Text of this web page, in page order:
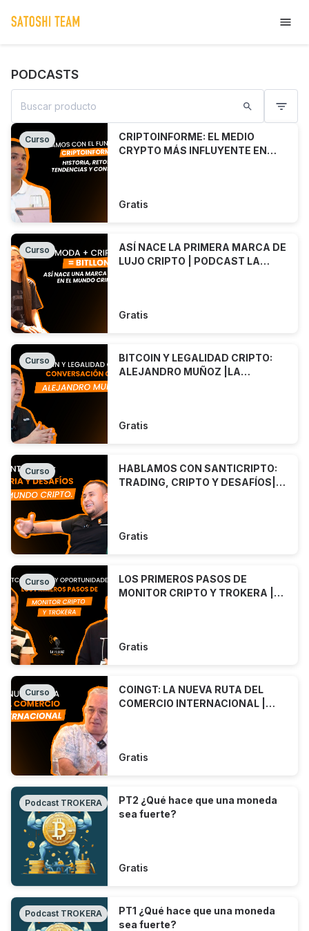
PODCASTS
Curso
CRIPTOINFORME: EL MEDIO
CRYPTO MÁS INFLUYENTE EN
Gratis
Curso
ASÍ NACE LA PRIMERA MARCA DE
LUJO CRIPTO | PODCAST LA
Gratis
Curso
BITCOIN Y LEGALIDAD CRIPTO:
ALEJANDRO MUÑOZ |LA
Gratis
Curso
HABLAMOS CON SANTICRIPTO:
TRADING, CRIPTO Y DESAFÍOS|
Gratis
Curso
LOS PRIMEROS PASOS DE
MONITOR CRIPTO Y TROKERA |LA
Gratis
Curso
COINGT: LA NUEVA RUTA DEL
COMERCIO INTERNACIONAL |
Gratis
Podcast TROKERA
PT2 ¿Qué hace que una moneda
sea fuerte?
Gratis
Podcast TROKERA
PT1 ¿Qué hace que una moneda
sea fuerte?